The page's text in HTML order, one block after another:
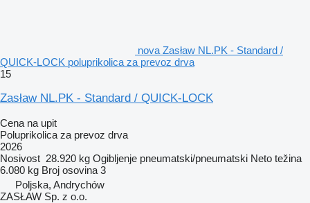
nova Zasław NL.PK - Standard /
QUICK-LOCK poluprikolica za prevoz drva
15
Zasław NL.PK - Standard / QUICK-LOCK
Cena na upit
Poluprikolica za prevoz drva
2026
Nosivost 28.920 kg Ogibljenje pneumatski/pneumatski Neto težina
6.080 kg Broj osovina 3
Poljska, Andrychów
ZASŁAW Sp. z o.o.